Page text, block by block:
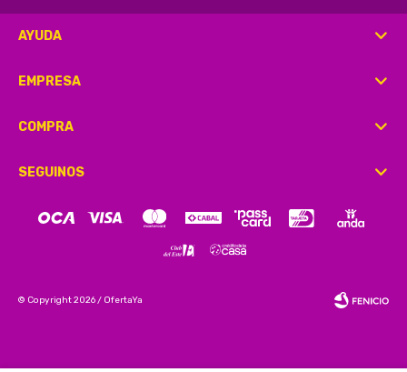
AYUDA
EMPRESA
COMPRA
SEGUINOS
© Copyright 2026 / OfertaYa